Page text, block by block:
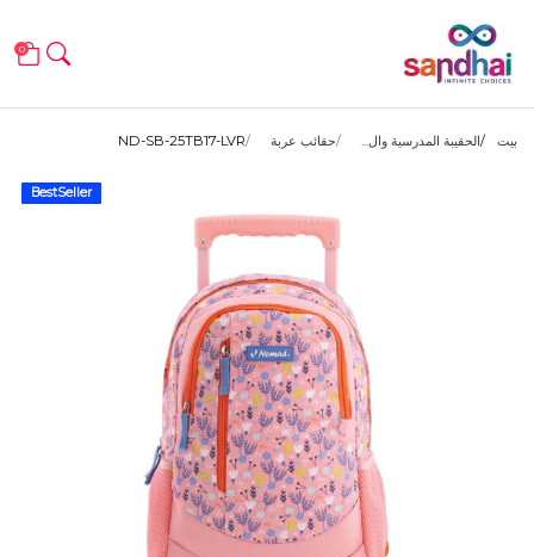
0
بيت الحقيبة المدرسية وال... حقائب عربة ND-SB-25TB17-LVR
BestSeller